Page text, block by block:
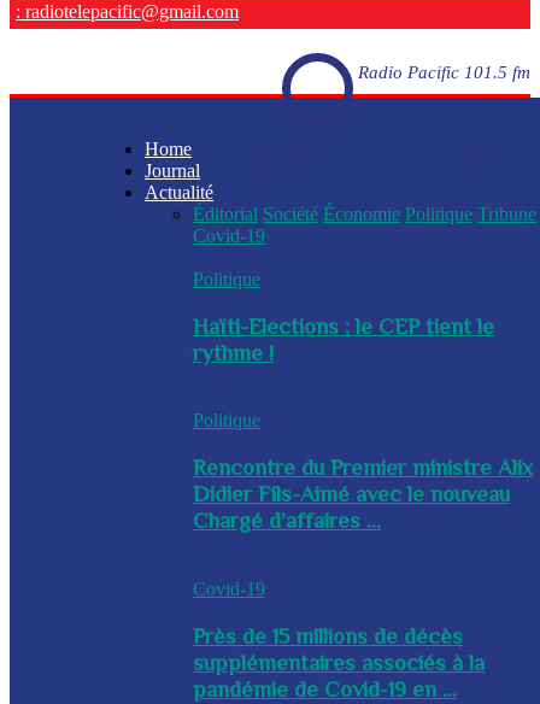
: radiotelepacific@gmail.com
Radio Pacific 101.5 fm
Home
Journal
Actualité
Éditorial Société Économie Politique Tribune
Covid-19
Politique
Haïti-Elections : le CEP tient le
rythme !
Politique
Rencontre du Premier ministre Alix
Didier Fils-Aimé avec le nouveau
Chargé d’affaires ...
Covid-19
Près de 15 millions de décès
supplémentaires associés à la
pandémie de Covid-19 en ...